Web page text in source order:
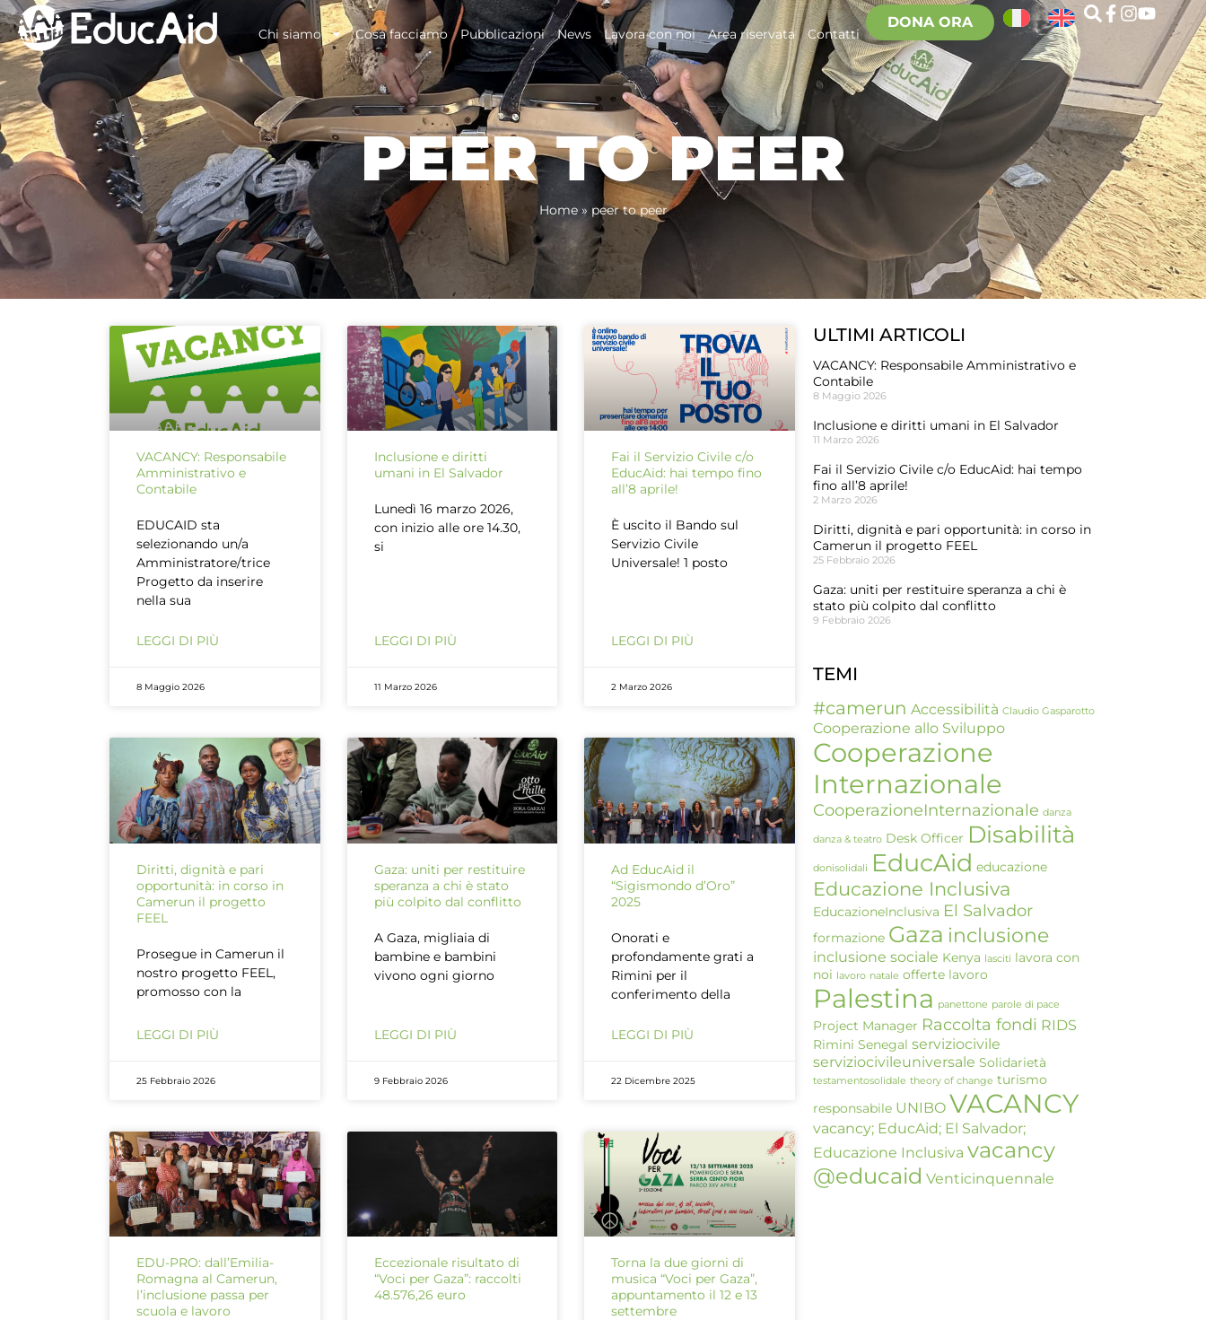
Chi siamo Cosa facciamo Pubblicazioni News Lavora con noi Area riservata Contatti
DONA ORA
PEER TO PEER
Home» peer to peer
VACANCY: Responsabile
Amministrativo e
Contabile
EDUCAID sta
selezionando un/a
Amministratore/trice
Progetto da inserire
nella sua
LEGGI DI PIÙ
8 Maggio 2026
Inclusione e diritti
umani in El Salvador
Lunedì 16 marzo 2026,
con inizio alle ore 14.30,
si
LEGGI DI PIÙ
11 Marzo 2026
Fai il Servizio Civile c/o
EducAid: hai tempo fino
all’8 aprile!
È uscito il Bando sul
Servizio Civile
Universale! 1 posto
LEGGI DI PIÙ
2 Marzo 2026
Diritti, dignità e pari
opportunità: in corso in
Camerun il progetto
FEEL
Prosegue in Camerun il
nostro progetto FEEL,
promosso con la
LEGGI DI PIÙ
25 Febbraio 2026
Gaza: uniti per restituire
speranza a chi è stato
più colpito dal conflitto
A Gaza, migliaia di
bambine e bambini
vivono ogni giorno
LEGGI DI PIÙ
9 Febbraio 2026
Ad EducAid il
“Sigismondo d’Oro”
2025
Onorati e
profondamente grati a
Rimini per il
conferimento della
LEGGI DI PIÙ
22 Dicembre 2025
EDU-PRO: dall’Emilia-
Romagna al Camerun,
l’inclusione passa per
scuola e lavoro
Eccezionale risultato di
“Voci per Gaza”: raccolti
48.576,26 euro
Torna la due giorni di
musica “Voci per Gaza”,
appuntamento il 12 e 13
settembre
ULTIMI ARTICOLI
VACANCY: Responsabile Amministrativo e
Contabile
8 Maggio 2026
Inclusione e diritti umani in El Salvador
11 Marzo 2026
Fai il Servizio Civile c/o EducAid: hai tempo
fino all’8 aprile!
2 Marzo 2026
Diritti, dignità e pari opportunità: in corso in
Camerun il progetto FEEL
25 Febbraio 2026
Gaza: uniti per restituire speranza a chi è
stato più colpito dal conflitto
9 Febbraio 2026
TEMI
#camerun Accessibilità Claudio Gasparotto
Cooperazione allo Sviluppo
Cooperazione
Internazionale
CooperazioneInternazionale danza
danza & teatro Desk Officer Disabilità
donisolidali EducAid educazione
Educazione Inclusiva
EducazioneInclusiva El Salvador
formazione Gaza inclusione
inclusione sociale Kenya lasciti lavora con
noi lavoro natale offerte lavoro
Palestina panettone parole di pace
Project Manager Raccolta fondi RIDS
Rimini Senegal serviziocivile
serviziocivileuniversale Solidarietà
testamentosolidale theory of change turismo
responsabile UNIBO VACANCY
vacancy; EducAid; El Salvador;
Educazione Inclusiva vacancy
@educaid Venticinquennale